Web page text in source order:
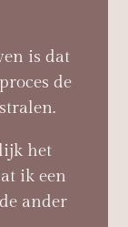
is dat
de
het
ik een
ander